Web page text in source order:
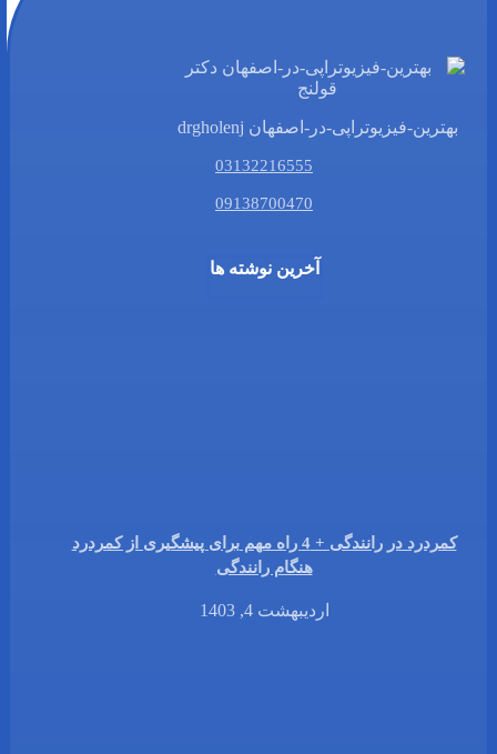
بهترین-فیزیوتراپی-در-اصفهان drgholenj
03132216555
09138700470
آخرین نوشته ها
کمردرد در رانندگی + 4 راه مهم برای پیشگیری از کمردرد
هنگام رانندگی
اردیبهشت 4, 1403